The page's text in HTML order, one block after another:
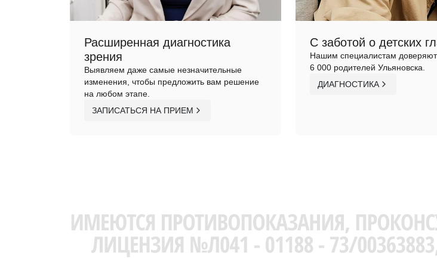
Расширенная диагностика
зрения
Выявляем даже самые незначительные
изменения, чтобы предложить вам решение
на любом этапе.
ЗАПИСАТЬСЯ НА ПРИЕМ
С заботой о детских
Нашим специалистам
6 000 родителей Ульяновска.
ДИАГНОСТИКА